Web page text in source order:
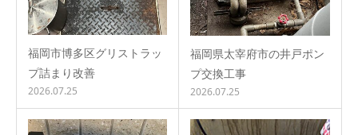
福岡市博多区グリストラッ
プ詰まり改善
2026.07.25
福岡県太宰府市の井戸ポン
プ交換工事
2026.07.25